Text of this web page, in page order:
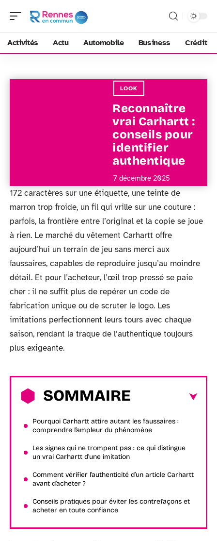
Activités Actu Automobile Business Crédit
LOOK
Reconnaître
vrai Carhartt :
conseils pour
identifier
authentique
7 décembre 2025
172 caractères sur une étiquette, une teinte de
marron trop froide, un fil qui vrille sur une couture :
parfois, la frontière entre l’original et la copie se joue
à rien. Le marché du vêtement Carhartt offre
aujourd’hui un terrain de jeu sans merci aux
faussaires, capables de reproduire jusqu’au moindre
détail. Et pour l’acheteur, l’œil trop pressé se paie
cher : il ne suffit plus de repérer un code de
fabrication unique ou de scruter le logo. Les
imitations perfectionnent leurs tours avec chaque
saison, rendant la traque de l’authentique toujours
plus exigeante.
SOMMAIRE
Pourquoi Carhartt attire autant les faussaires :
comprendre l’ampleur du phénomène
Les signes qui ne trompent pas : ce qui distingue
un vrai Carhartt d’une imitation
Comment vérifier l’authenticité d’un article Carhartt
avant d’acheter ?
Conseils pratiques pour éviter les contrefaçons et
acheter en toute confiance